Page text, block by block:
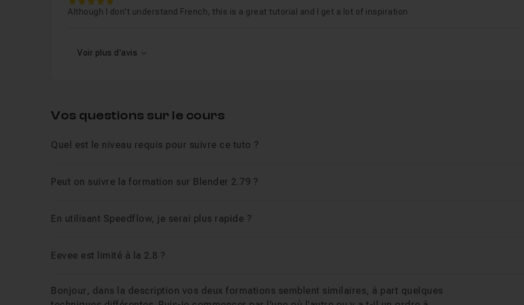
5
Although I don't understand French, this is a great tutorial and I get a lot of inspiration
Voir plus d'avis
Vos questions sur le cours
Quel est le niveau requis pour suivre ce tuto ?
Peut on suivre la formation sur Blender 2.79 ?
En utilisant Speedflow, je serai plus rapide ?
Eevee est limité à la 2.8 ?
Bonjour, dans la description vos deux formations semblent similaires, à part quelques